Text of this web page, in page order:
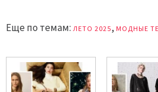
Еще по темам: ЛЕТО 2025, МОДНЫЕ